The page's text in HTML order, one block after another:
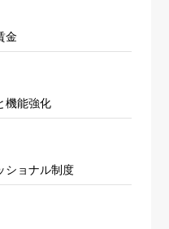
金
機能強化
ショナル制度